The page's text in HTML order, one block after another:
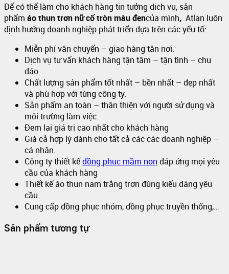
Để có thể làm cho khách hàng tin tưởng dịch vụ, sản
phẩm áo thun trơn nữ cổ tròn màu đencủa mình, Atlan luôn
định hướng doanh nghiệp phát triển dựa trên các yếu tố:
Miễn phí vận chuyển – giao hàng tận nơi.
Dịch vụ tư vấn khách hàng tận tâm – tận tình – chu
đáo.
Chất lượng sản phẩm tốt nhất – bền nhất – đẹp nhất
và phù hợp với từng công ty.
Sản phẩm an toàn – thân thiện với người sử dụng và
môi trường làm việc.
Đem lại giá trị cao nhất cho khách hàng
Giá cả hợp lý dành cho tất cả các các doanh nghiệp –
cá nhân.
Công ty thiết kếđồng phục mầm non đáp ứng mọi yêu
cầu của khách hàng
Thiết kế áo thun nam trắng trơn đúng kiểu dáng yêu
cầu.
Cung cấp đồng phục nhóm, đồng phục truyền thống,…
Sản phẩm tương tự